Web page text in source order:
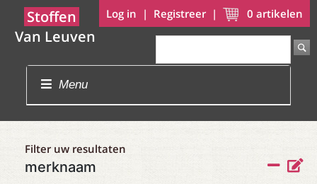
Log in | Registreer | 0 artikelen
Stoffen
Van Leuven
Menu
Filter uw resultaten
merknaam